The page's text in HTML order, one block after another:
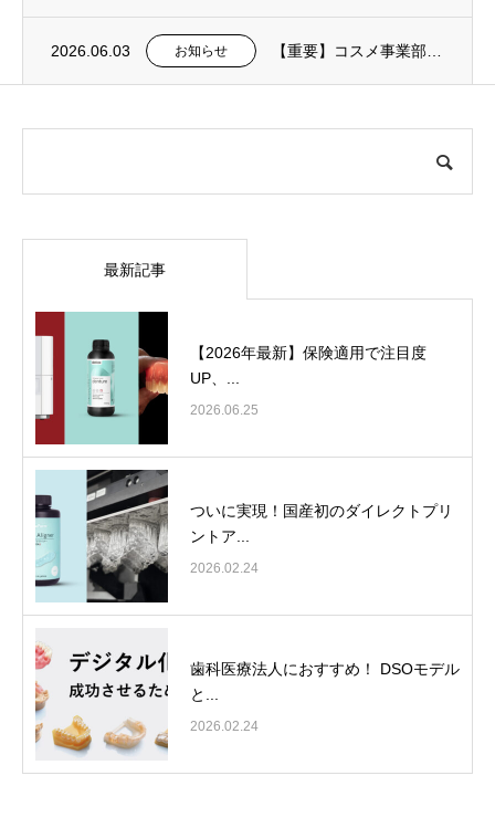
2026.06.03 お知らせ
最新記事
【2026年最新】保険適用で注目度
UP、...
2026.06.25
ついに実現！国産初のダイレクトプリ
ントア...
2026.02.24
歯科医療法人におすすめ！ DSOモデル
と...
2026.02.24